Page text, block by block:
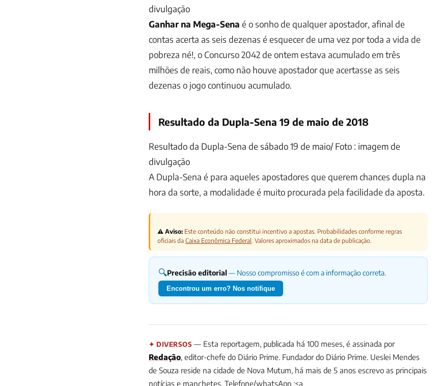
divulgação
Ganhar na Mega-Sena é o sonho de qualquer apostador, afinal de
contas acerta as seis dezenas é esquecer de uma vez por toda a vida de
pobreza né!, o Concurso 2042de ontem estava acumulado em três
milhões de reais, como não houve apostador que acertasse as seis
dezenas o jogo continuou acumulado.
Resultado da Dupla-Sena 19 de maio de 2018
Resultado da Dupla-Sena de sábado 19 de maio/ Foto : imagem de
divulgação
A Dupla-Sena é para aqueles apostadores que querem chances dupla na
hora da sorte, a modalidade é muito procurada pela facilidade da aposta.
⚠️ Aviso: Este conteúdo não constitui incentivo a apostas. Probabilidades conforme regras
oficiais da Caixa Econômica Federal. Valores aproximados na data de publicação.
🔍Precisão editorial — Nosso compromisso é com a informação correta.
Encontrou um erro? Nos notifique
✦ DIVERSOS — Esta reportagem, publicada há 100 meses, é assinada por
Redação, editor-chefe do Diário Prime. Fundador do Diário Prime. Ueslei Mendes
de Souza reside na cidade de Nova Mutum, há mais de 5 anos escrevo as principais
notícias e manchetes. Telefone/whatsApp :<a